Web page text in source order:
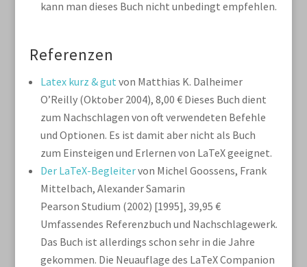
kann man dieses Buch nicht unbedingt empfehlen.
Referenzen
Latex kurz & gut von Matthias K. Dalheimer
O’Reilly (Oktober 2004), 8,00 € Dieses Buch dient
zum Nachschlagen von oft verwendeten Befehle
und Optionen. Es ist damit aber nicht als Buch
zum Einsteigen und Erlernen von LaTeX geeignet.
Der LaTeX-Begleitervon Michel Goossens, Frank
Mittelbach, Alexander Samarin
Pearson Studium (2002) [1995], 39,95 €
Umfassendes Referenzbuch und Nachschlagewerk.
Das Buch ist allerdings schon sehr in die Jahre
gekommen. Die Neuauflage des LaTeX Companion